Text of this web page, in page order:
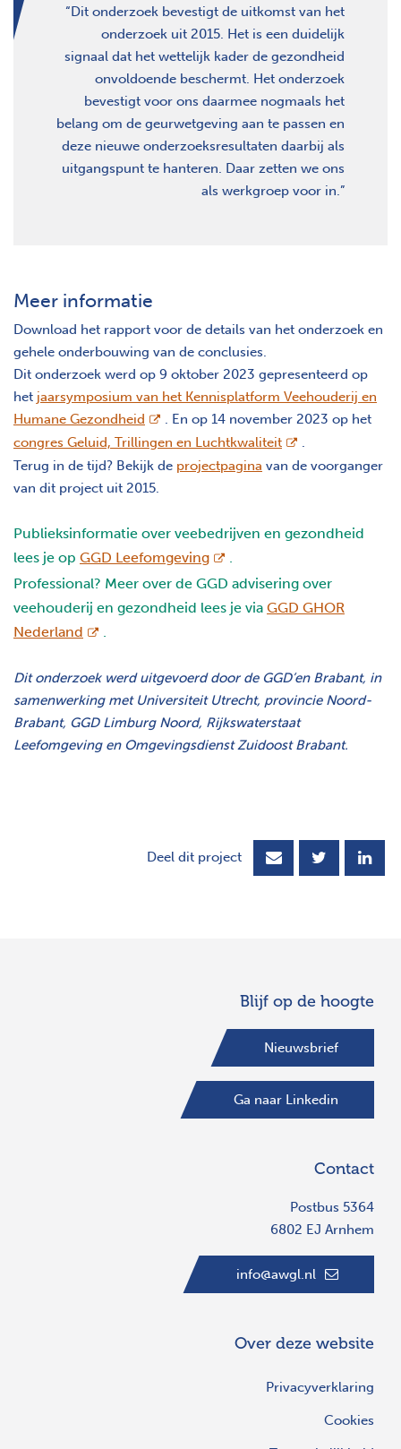
“Dit onderzoek bevestigt de uitkomst van het
onderzoek uit 2015. Het is een duidelijk
signaal dat het wettelijk kader de gezondheid
onvoldoende beschermt. Het onderzoek
bevestigt voor ons daarmee nogmaals het
belang om de geurwetgeving aan te passen en
deze nieuwe onderzoeksresultaten daarbij als
uitgangspunt te hanteren. Daar zetten we ons
als werkgroep voor in.”
Meer informatie
Download het rapport voor de details van het onderzoek en
gehele onderbouwing van de conclusies.
Dit onderzoek werd op 9 oktober 2023 gepresenteerd op
het jaarsymposium van het Kennisplatform Veehouderij en
Humane Gezondheid opent nieuw scherm
. En op 14 november 2023 op het
congres Geluid, Trillingen en Luchtkwaliteitopent nieuw
Terug in de tijd? Bekijk de projectpagina van de voorganger
van dit project uit 2015.
Publieksinformatie over veebedrijven en gezondheid
lees je op GGD Leefomgevingopent nieuw scherm
Professional? Meer over de GGD advisering over
veehouderij en gezondheid lees je via GGD GHOR
Nederland opent nieuw scherm
Dit onderzoek werd uitgevoerd door de GGD’en Brabant, in
samenwerking met Universiteit Utrecht, provincie Noord-
Brabant, GGD Limburg Noord, Rijkswaterstaat
Leefomgeving en Omgevingsdienst Zuidoost Brabant.
Deel dit project
Blijf op de hoogte
Nieuwsbrief
Ga naar Linkedin
Contact
Postbus 5364
6802 EJ Arnhem
info@awgl.nl
Over deze website
Privacyverklaring
Cookies